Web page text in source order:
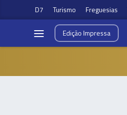
D7 Turismo Freguesias
EdiçãoImpressa